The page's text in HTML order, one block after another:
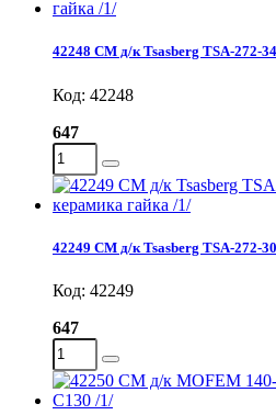
42248 СМ д/к Tsasberg TSA-272-
Код: 42248
647
42249 СМ д/к Tsasberg TSA-272-
Код: 42249
647